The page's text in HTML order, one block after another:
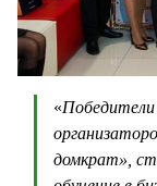
«
домкрат»,